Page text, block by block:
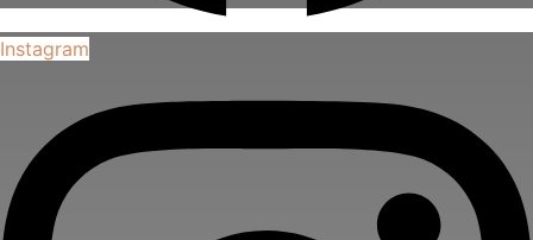
Instagram